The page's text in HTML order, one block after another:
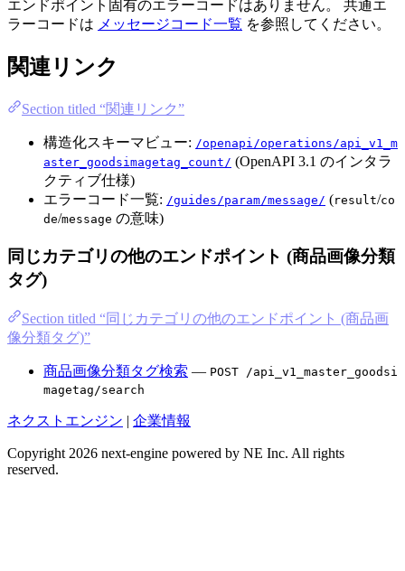
エンドポイント固有のエラーコードはありません。 共通エ
ラーコードは メッセージコード一覧 を参照してください。
関連リンク
Section titled “関連リンク”
構造化スキーマビュー: /openapi/operations/api_v1_m
aster_goodsimagetag_count/ (OpenAPI 3.1 のインタラ
クティブ仕様)
エラーコード一覧: /guides/param/message/ (result/co
de/message の意味)
同じカテゴリの他のエンドポイント (商品画像分類
タグ)
Section titled “同じカテゴリの他のエンドポイント (商品画
像分類タグ)”
商品画像分類タグ検索 — POST /api_v1_master_goodsi
magetag/search
ネクストエンジン | 企業情報
Copyright 2026 next-engine powered by NE Inc. All rights
reserved.